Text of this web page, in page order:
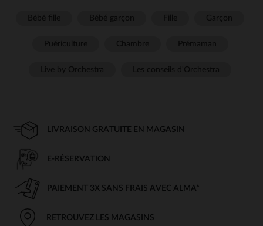
LIVRAISON GRATUITE EN MAGASIN
E-RÉSERVATION
PAIEMENT 3X SANS FRAIS AVEC ALMA*
RETROUVEZ LES MAGASINS